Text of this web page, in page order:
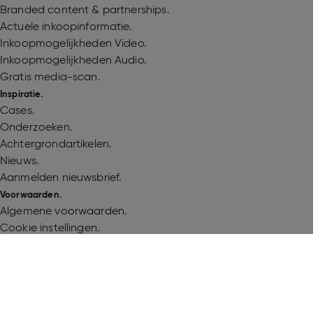
Branded content & partnerships.
Actuele inkoopinformatie.
Inkoopmogelijkheden Video.
Inkoopmogelijkheden Audio.
Gratis media-scan.
Inspiratie.
Cases.
Onderzoeken.
Achtergrondartikelen.
Nieuws.
Aanmelden nieuwsbrief.
Voorwaarden.
Algemene voorwaarden.
Cookie instellingen.